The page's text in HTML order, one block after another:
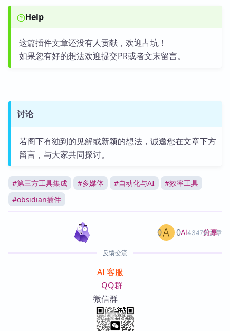
Help
这篇插件文章还没有人贡献，欢迎占坑！
如果您有好的想法欢迎提交PR或者文末留言。
讨论
若阁下有独到的见解或新颖的想法，诚邀您在文章下方
留言，与大家共同探讨。
#第三方工具集成 #多媒体 #自动化与AI #效率工具
#obsidian插件
AI4347篇文章
0 0 分享
反馈交流
AI 客服
QQ群
微信群